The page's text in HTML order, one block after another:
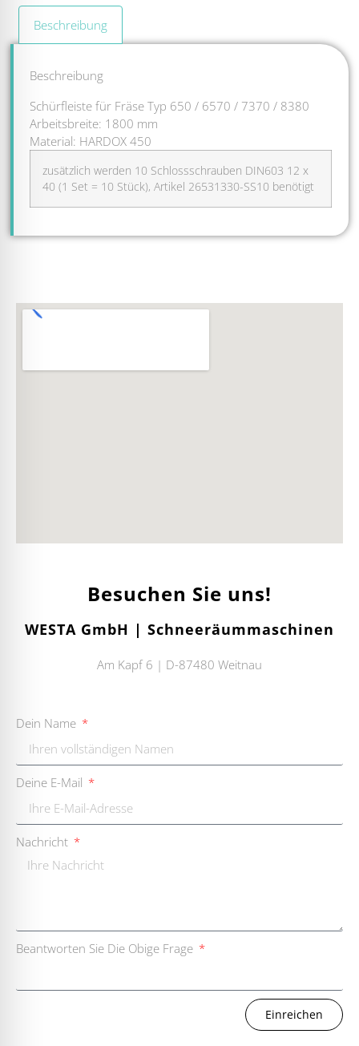
Beschreibung
Beschreibung
Schürfleiste für Fräse Typ 650 / 6570 / 7370 / 8380
Arbeitsbreite: 1800 mm
Material: HARDOX 450
zusätzlich werden 10 Schlossschrauben DIN603 12 x
40 (1 Set = 10 Stück), Artikel 26531330-SS10 benötigt
Besuchen Sie uns!
WESTA GmbH | Schneeräummaschinen
Am Kapf 6 | D-87480 Weitnau
Dein Name
Deine E-Mail
Nachricht
Beantworten Sie Die Obige Frage
Einreichen